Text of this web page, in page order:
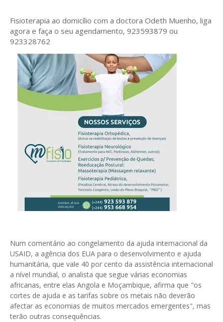
Fisioterapia ao domicílio com a doctora Odeth Muenho, liga
agora e faça o seu agendamento, 923593879 ou
923328762
Num comentário ao congelamento da ajuda internacional da
USAID, a agência dos EUA para o desenvolvimento e ajuda
humanitária, que vale 40 por cento da assistência internacional
a nível mundial, o analista que segue várias economias
africanas, entre elas Angola e Moçambique, afirma que "os
cortes de ajuda e as tarifas sobre os metais não deverão
afectar as economias de muitos mercados emergentes", mas
terão outras consequências.